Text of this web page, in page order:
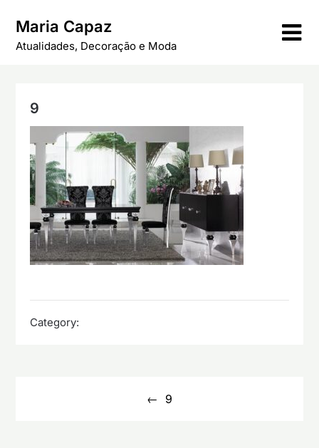
content
Maria Capaz
Atualidades, Decoração e Moda
9
Category:
9